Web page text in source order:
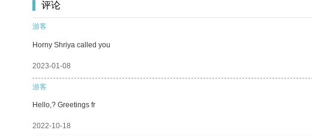
评论
游客
Horny Shriya called you
2023-01-08
游客
Hello,? Greetings fr
2022-10-18